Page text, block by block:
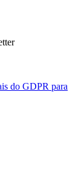
do GDPR para